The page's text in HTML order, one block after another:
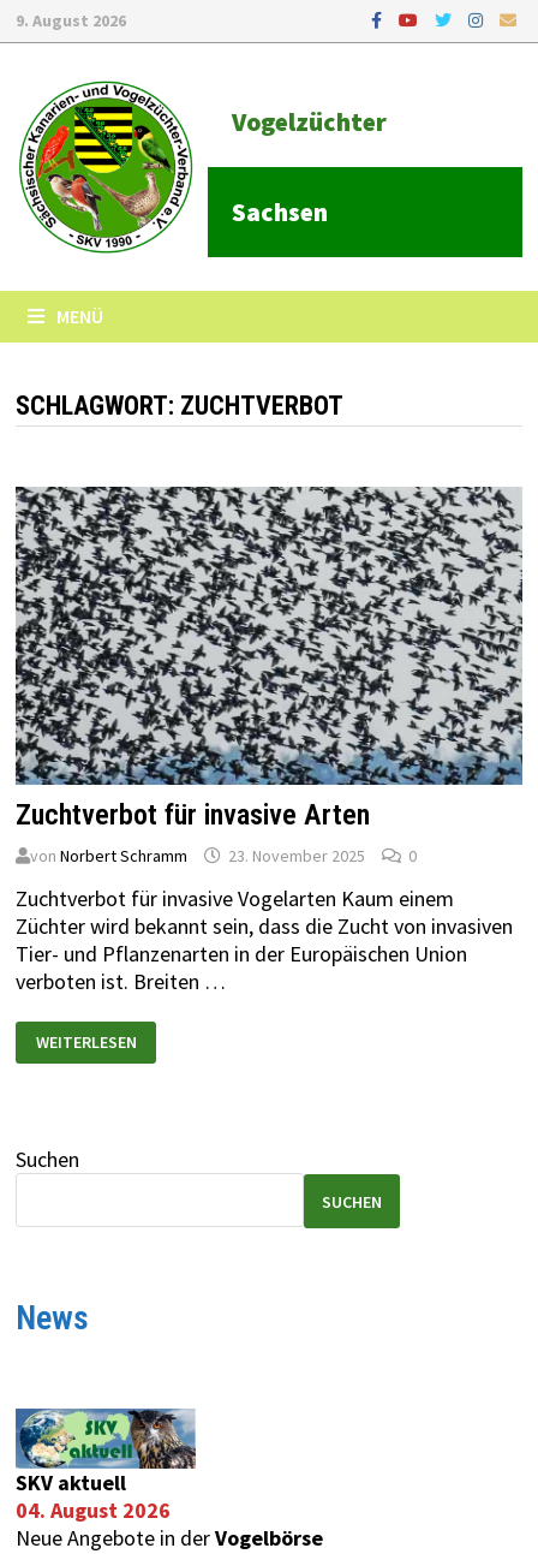
9. August 2026
Vogelzüchter
Sachsen
MENÜ
SCHLAGWORT: ZUCHTVERBOT
Zuchtverbot für invasive Arten
von Norbert Schramm 23. November 2025 0
Zuchtverbot für invasive Vogelarten Kaum einem
Züchter wird bekannt sein, dass die Zucht von invasiven
Tier- und Pflanzenarten in der Europäischen Union
verboten ist. Breiten …
WEITERLESEN
Suchen
SUCHEN
News
SKV aktuell
04. August 2026
Neue Angebote in derVogelbörse